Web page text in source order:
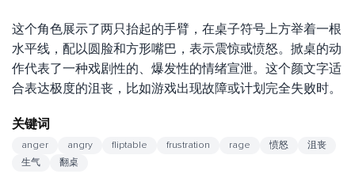
这个角色展示了两只抬起的手臂，在桌子符号上方举着一根
水平线，配以圆脸和方形嘴巴，表示震惊或愤怒。掀桌的动
作代表了一种戏剧性的、爆发性的情绪宣泄。这个颜文字适
合表达极度的沮丧，比如游戏出现故障或计划完全失败时。
关键词
anger angry fliptable frustration rage 愤怒
沮丧
生气
翻桌